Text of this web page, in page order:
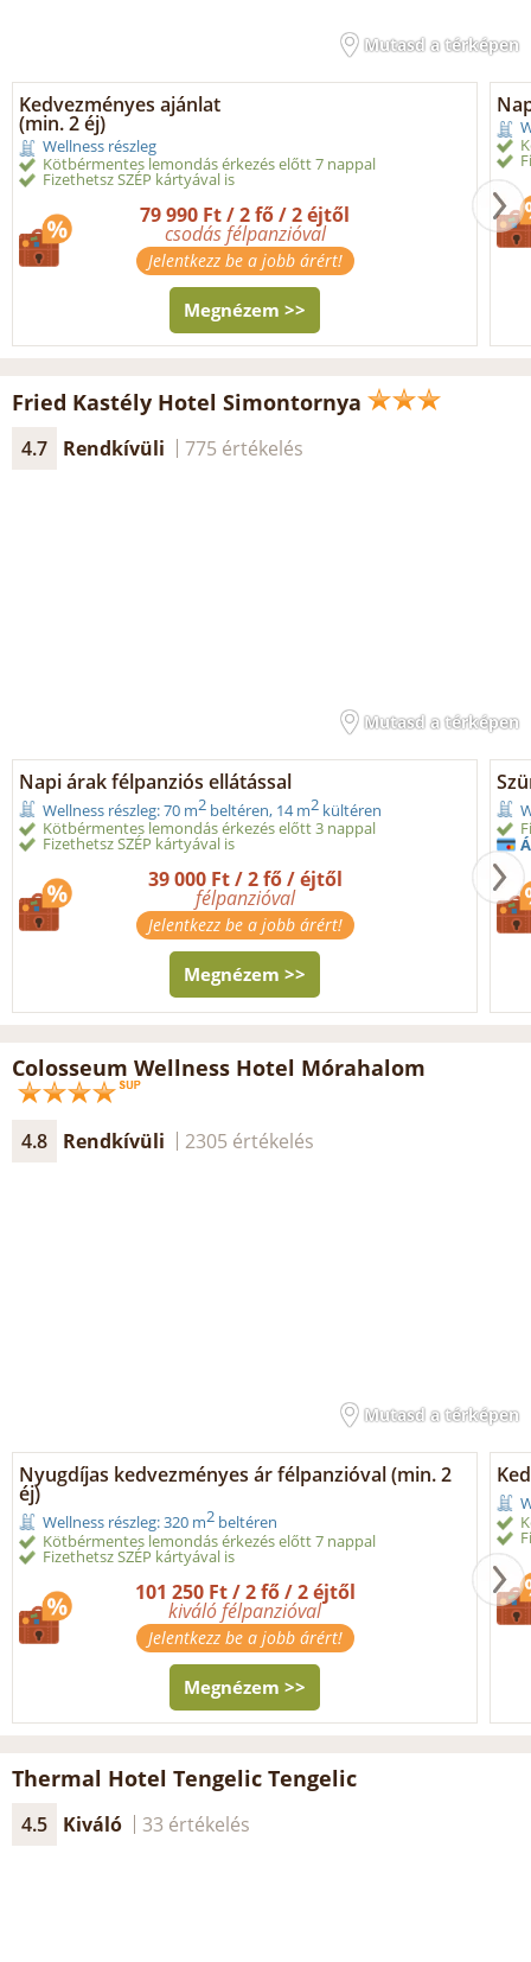
Mutasd a térképen
Kedvezményes ajánlat
(min. 2 éj)
Wellness részleg
Kötbérmentes lemondás érkezés előtt 7 nappal
Fizethetsz SZÉP kártyával is
79 990 Ft / 2 fő / 2 éjtől
csodás félpanzióval
Jelentkezz be a jobb árért!
Megnézem >>
Fried Kastély Hotel Simontornya
4.7 Rendkívüli 775 értékelés
Mutasd a térképen
Napi árak félpanziós ellátással
Wellness részleg: 70 m2 beltéren, 14 m2 kültéren
Kötbérmentes lemondás érkezés előtt 3 nappal
Fizethetsz SZÉP kártyával is
39 000 Ft / 2 fő / éjtől
félpanzióval
Jelentkezz be a jobb árért!
Megnézem >>
Colosseum Wellness Hotel Mórahalom
4.8 Rendkívüli 2305 értékelés
Mutasd a térképen
Nyugdíjas kedvezményes ár félpanzióval (min. 2
éj)
Wellness részleg: 320 m2 beltéren
Kötbérmentes lemondás érkezés előtt 7 nappal
Fizethetsz SZÉP kártyával is
101 250 Ft / 2 fő / 2 éjtől
kiváló félpanzióval
Jelentkezz be a jobb árért!
Megnézem >>
Thermal Hotel Tengelic Tengelic
4.5 Kiváló 33 értékelés